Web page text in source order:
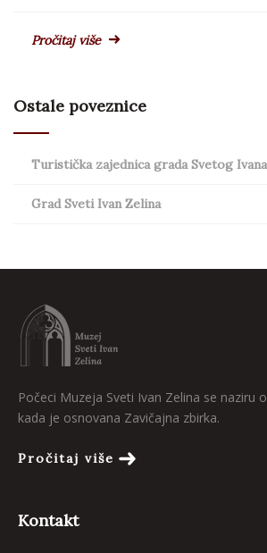
Pročitaj više
Ostale poveznice
Turistička zajednica grada Svetog
Grad Sveti Ivan Zelina
Počeci Muzeja Sveti Ivan Zelina se naziru
kada je osnovana Zavičajna zbirka.
Pročitaj više
Kontakt